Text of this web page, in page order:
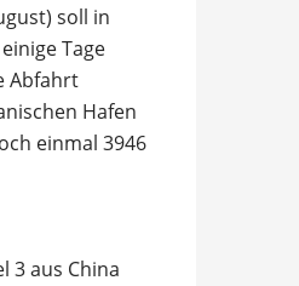
soll in
Tage
Abfahrt
Hafen
einmal 3946
3 aus China